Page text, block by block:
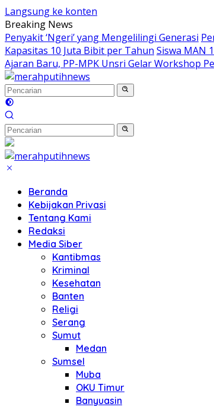
Langsung ke konten
Breaking News
Penyakit ‘Ngeri’ yang Mengelilingi Generasi
Kapasitas 10 Juta Bibit per Tahun Siswa MAN
Ajaran Baru, PP-MPK Unsri Gelar Workshop
Beranda
Kebijakan Privasi
Tentang Kami
Redaksi
Media Siber
Kantibmas
Kriminal
Kesehatan
Banten
Religi
Serang
Sumut
Medan
Sumsel
Muba
OKU Timur
Banyuasin